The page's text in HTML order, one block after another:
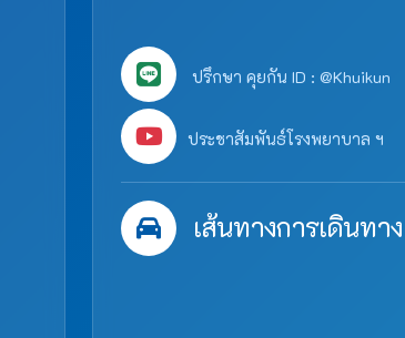
ปรึกษา คุยกัน ID : @Khuikun
ประชาสัมพันธ์โรงพยาบาล ฯ
เส้นทางการเดินทาง